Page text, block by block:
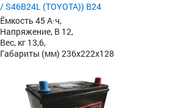
/ S46B24L (TOYOTA)) B24
Ёмкость 45 А·ч,
Напряжение, В 12,
Вес, кг 13,6,
Габариты (мм) 236x222x128